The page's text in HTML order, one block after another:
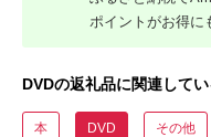
ポイントがお得に
DVDの返礼品に関連して
本 DVD その他